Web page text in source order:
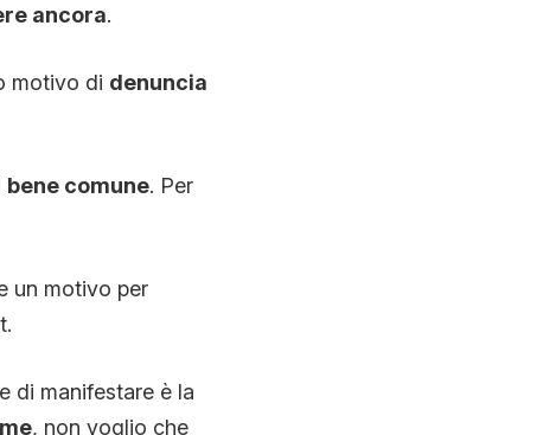
ancora.
motivo di denuncia
bene comune. Per
un motivo per
e di manifestare è la
me, non voglio che